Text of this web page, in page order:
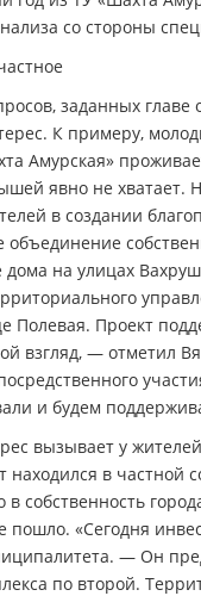
со стороны
заданных
К примеру,
Амурская»
явно не хватает.
в создании
объединение
на улицах
Полевая. Проект
взгляд, — отметил
и будем
вызывает у
находился в частной
в собственность
пошло. «Сегодня
— Он
по второй.